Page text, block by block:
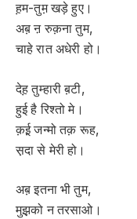
ह़म-तुम़ खड़े हुए।
अब़ ऩ रुक़ना तुम,
चाहे रात अधेरी हो।
देह़ तुम्हारी ब़टी,
हुई है रिश्तो मे।
क़ई़ जन्मो तक़ रूह,
स़दा से मेरी हो।
अब़ इतना भी तुम,
मुझ़को न तरसाओ।